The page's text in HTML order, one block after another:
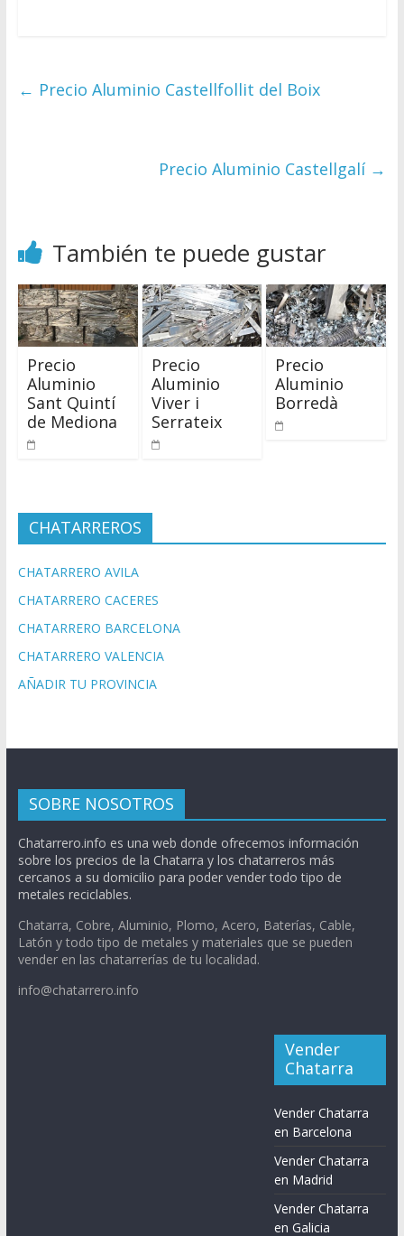
← Precio Aluminio Castellfollit del Boix
Precio Aluminio Castellgalí →
También te puede gustar
Precio
Aluminio
Sant Quintí
de Mediona
Precio
Aluminio
Viver i
Serrateix
Precio
Aluminio
Borredà
CHATARREROS
CHATARRERO AVILA
CHATARRERO CACERES
CHATARRERO BARCELONA
CHATARRERO VALENCIA
AÑADIR TU PROVINCIA
SOBRE NOSOTROS
Chatarrero.info es una web donde ofrecemos información
sobre los precios de la Chatarra y los chatarreros más
cercanos a su domicilio para poder vender todo tipo de
metales reciclables.
Chatarra, Cobre, Aluminio, Plomo, Acero, Baterías, Cable,
Latón y todo tipo de metales y materiales que se pueden
vender en las chatarrerías de tu localidad.
info@chatarrero.info
Vender
Chatarra
Vender Chatarra
en Barcelona
Vender Chatarra
en Madrid
Vender Chatarra
en Galicia